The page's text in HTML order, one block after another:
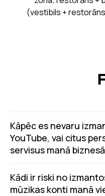
(vestibils +
Kāpēc es nevaru
YouTube, vai citus
servisus manā
Kādi ir riski no
mūzikas konti manā